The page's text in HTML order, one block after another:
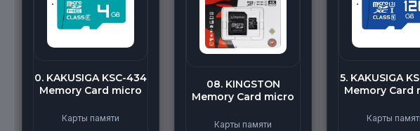
0. KAKUSIGA KSC-434
Memory Card micro
Speed (4G)
Карты памяти
08. KINGSTON
Memory Card micro
Карты памяти
5. KAKUSIGA
Memory Card
Speed
Карты